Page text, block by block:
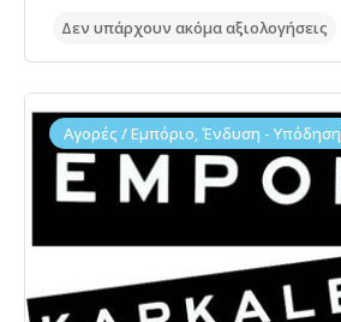
Αγορές / Εμπόριο, Ένδυση - Υπόδηση